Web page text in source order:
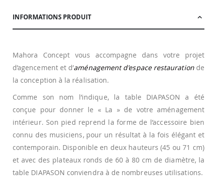
INFORMATIONS PRODUIT
Mahora Concept vous accompagne dans votre projet
d’agencement et d’aménagement d'espace restaurationde
la conception à la réalisation.
Comme son nom l’indique, la table DIAPASON a été
conçue pour donner le « La » de votre aménagement
intérieur. Son pied reprend la forme de l’accessoire bien
connu des musiciens, pour un résultat à la fois élégant et
contemporain. Disponible en deux hauteurs (45 ou 71 cm)
et avec des plateaux ronds de 60 à 80 cm de diamètre, la
table DIAPASON conviendra à de nombreuses utilisations.